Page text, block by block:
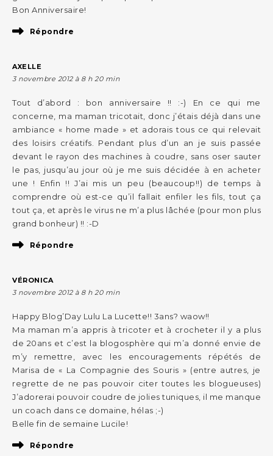
Bon Anniversaire!
Répondre
AXELLE
3 novembre 2012 à 8 h 20 min
Tout d’abord : bon anniversaire !! :-) En ce qui me
concerne, ma maman tricotait, donc j’étais déjà dans une
ambiance « home made » et adorais tous ce qui relevait
des loisirs créatifs. Pendant plus d’un an je suis passée
devant le rayon des machines à coudre, sans oser sauter
le pas, jusqu’au jour où je me suis décidée à en acheter
une ! Enfin !! J’ai mis un peu (beaucoup!!) de temps à
comprendre où est-ce qu’il fallait enfiler les fils, tout ça
tout ça, et après le virus ne m’a plus lâchée (pour mon plus
grand bonheur) !! :-D
Répondre
VÉRONICA
3 novembre 2012 à 8 h 20 min
Happy Blog’Day Lulu La Lucette!! 3ans? waow!!
Ma maman m’a appris à tricoter et à crocheter il y a plus
de 20ans et c’est la blogosphère qui m’a donné envie de
m’y remettre, avec les encouragements répétés de
Marisa de « La Compagnie des Souris » (entre autres, je
regrette de ne pas pouvoir citer toutes les blogueuses)
J’adorerai pouvoir coudre de jolies tuniques, il me manque
un coach dans ce domaine, hélas ;-)
Belle fin de semaine Lucile!
Répondre